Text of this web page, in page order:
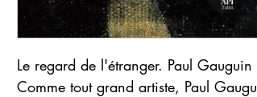
Le regard de l'étranger. Paul Gauguin
Comme tout grand artiste, Paul